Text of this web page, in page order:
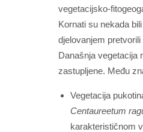
vegetacijsko-
Kornati su nekada
djelovanjem
Današnja vegetacija
zastupljene. Među
Vegetacija
Centaureetum
karakterističnom